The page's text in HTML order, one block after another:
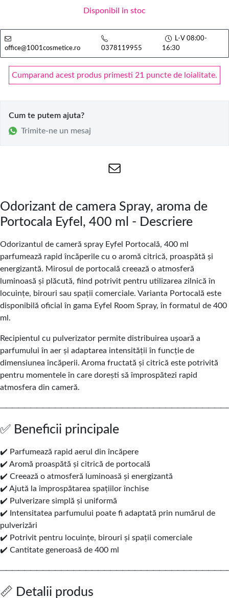
Disponibil in stoc
office@1001cosmetice.ro 0378119955
L-V 08:00-
16:30
Cumparand acest produs primesti 21 puncte de loialitate.
Cum te putem ajuta?
Trimite-ne un mesaj
Odorizant de camera Spray, aroma de
Portocala Eyfel, 400 ml - Descriere
Odorizantul de cameră spray Eyfel Portocală, 400 ml
parfumează rapid încăperile cu o aromă citrică, proaspătă și
energizantă. Mirosul de portocală creează o atmosferă
luminoasă și plăcută, fiind potrivit pentru utilizarea zilnică în
locuințe, birouri sau spații comerciale. Varianta Portocală este
disponibilă oficial în gama Eyfel Room Spray, în formatul de 400
ml.
Recipientul cu pulverizator permite distribuirea ușoară a
parfumului în aer și adaptarea intensității în funcție de
dimensiunea încăperii. Aroma fructată și citrică este potrivită
pentru momentele în care dorești să împrospătezi rapid
atmosfera din cameră.
✅ Beneficii principale
✔️ Parfumează rapid aerul din încăpere
✔️ Aromă proaspătă și citrică de portocală
✔️ Creează o atmosferă luminoasă și energizantă
✔️ Ajută la împrospătarea spațiilor închise
✔️ Pulverizare simplă și uniformă
✔️ Intensitatea parfumului poate fi adaptată prin numărul de
pulverizări
✔️ Potrivit pentru locuințe, birouri și spații comerciale
✔️ Cantitate generoasă de 400 ml
📏 Detalii produs